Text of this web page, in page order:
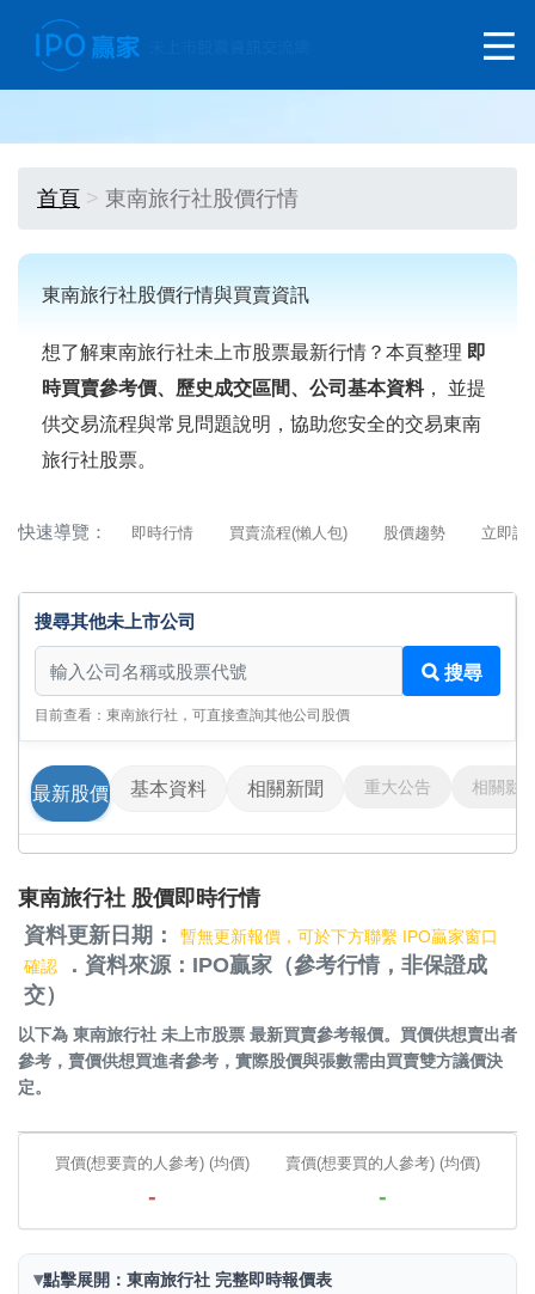
首頁 東南旅行社股價行情
東南旅行社股價行情與買賣資訊
想了解東南旅行社未上市股票最新行情？本頁整理 即
時買賣參考價、歷史成交區間、公司基本資料， 並提
供交易流程與常見問題說明，協助您安全的交易東南
旅行社股票。
快速導覽： 即時行情 買賣流程(懶人包) 股價趨勢 立即詢
搜尋其他未上市公司
搜尋其他未上市公司
搜尋
目前查看：東南旅行社，可直接查詢其他公司股價
最新股價 基本資料 相關新聞 重大公告 相關影
東南旅行社 股價即時行情
資料更新日期：
暫無更新報價，可於下方聯繫 IPO贏家窗口
確認
．資料來源：IPO贏家（參考行情，非保證成
交）
以下為 東南旅行社 未上市股票 最新買賣參考報價。買價供想賣出者
參考，賣價供想買進者參考，實際股價與張數需由買賣雙方議價決
定。
買價(想要賣的人參考) (均價)
-
賣價(想要買的人參考) (均價)
-
▾點擊展開：東南旅行社 完整即時報價表